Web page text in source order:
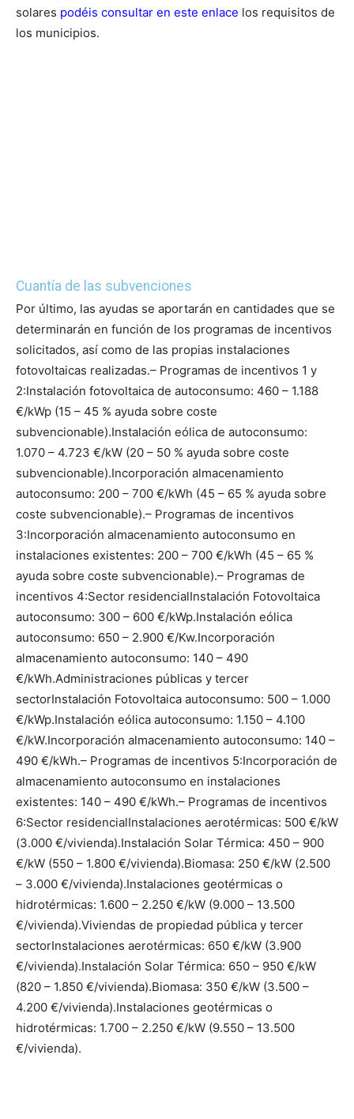
solares podéis consultar en este enlace los requisitos de
los municipios.
Cuantía de las subvenciones
Por último, las ayudas se aportarán en cantidades que se
determinarán en función de los programas de incentivos
solicitados, así como de las propias instalaciones
fotovoltaicas realizadas.– Programas de incentivos 1 y
2:Instalación fotovoltaica de autoconsumo: 460 – 1.188
€/kWp (15 – 45 % ayuda sobre coste
subvencionable).Instalación eólica de autoconsumo:
1.070 – 4.723 €/kW (20 – 50 % ayuda sobre coste
subvencionable).Incorporación almacenamiento
autoconsumo: 200 – 700 €/kWh (45 – 65 % ayuda sobre
coste subvencionable).– Programas de incentivos
3:Incorporación almacenamiento autoconsumo en
instalaciones existentes: 200 – 700 €/kWh (45 – 65 %
ayuda sobre coste subvencionable).– Programas de
incentivos 4:Sector residencialInstalación Fotovoltaica
autoconsumo: 300 – 600 €/kWp.Instalación eólica
autoconsumo: 650 – 2.900 €/Kw.Incorporación
almacenamiento autoconsumo: 140 – 490
€/kWh.Administraciones públicas y tercer
sectorInstalación Fotovoltaica autoconsumo: 500 – 1.000
€/kWp.Instalación eólica autoconsumo: 1.150 – 4.100
€/kW.Incorporación almacenamiento autoconsumo: 140 –
490 €/kWh.– Programas de incentivos 5:Incorporación de
almacenamiento autoconsumo en instalaciones
existentes: 140 – 490 €/kWh.– Programas de incentivos
6:Sector residencialInstalaciones aerotérmicas: 500 €/kW
(3.000 €/vivienda).Instalación Solar Térmica: 450 – 900
€/kW (550 – 1.800 €/vivienda).Biomasa: 250 €/kW (2.500
– 3.000 €/vivienda).Instalaciones geotérmicas o
hidrotérmicas: 1.600 – 2.250 €/kW (9.000 – 13.500
€/vivienda).Viviendas de propiedad pública y tercer
sectorInstalaciones aerotérmicas: 650 €/kW (3.900
€/vivienda).Instalación Solar Térmica: 650 – 950 €/kW
(820 – 1.850 €/vivienda).Biomasa: 350 €/kW (3.500 –
4.200 €/vivienda).Instalaciones geotérmicas o
hidrotérmicas: 1.700 – 2.250 €/kW (9.550 – 13.500
€/vivienda).